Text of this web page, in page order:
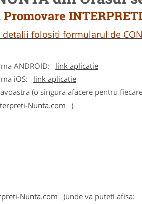
folositi formularul de
ANDROID:
link aplicatie
iOS:
link aplicatie
(o singura afacere pentru
Nunta.com
)
Nunta.com
)unde va puteti afisa: